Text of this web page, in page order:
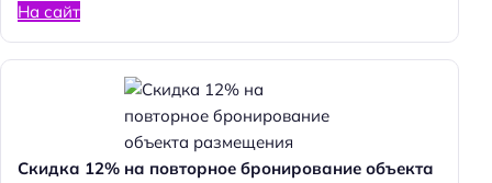
На сайт
Скидка 12% на повторное бронирование объекта